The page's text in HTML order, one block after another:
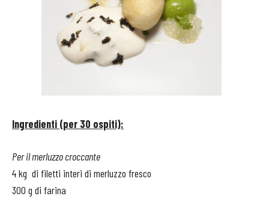
Ingredienti (per 30 ospiti):
Per il merluzzo croccante
4 kg di filetti interi di merluzzo fresco
300 g di farina